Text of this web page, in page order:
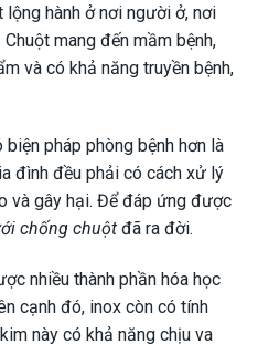
hành ở nơi người ở, nơi
mang đến mầm bệnh,
và có khả năng truyền bệnh,
pháp phòng bệnh hơn là
đình đều phải có cách xử lý
và gây hại. Để đáp ứng được
chống chuột đã ra đời.
nhiều thành phần hóa học
cạnh đó, inox còn có tính
này có khả năng chịu va